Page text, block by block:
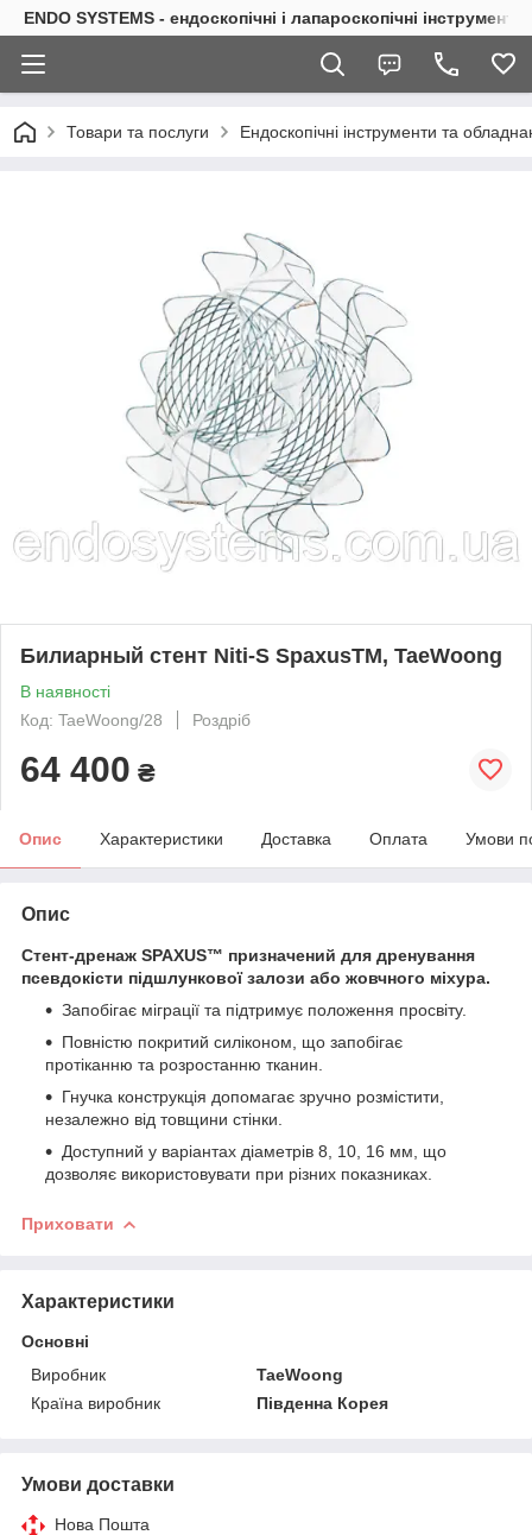
ENDO SYSTEMS - ендоскопічні і лапароскопічні інструменти
Товари та послуги Ендоскопічні інструменти та
Билиарный стент Niti-S SpaxusТМ, TaeWoong
В наявності
Код: TaeWoong/28
Роздріб
64 400 ₴
Опис Характеристики Доставка Оплата Умови
Опис
Стент-дренаж SPAXUS™ призначений для дренування
псевдокісти підшлункової залози або жовчного міхура.
Запобігає міграції та підтримує положення просвіту.
Повністю покритий силіконом, що запобігає
протіканню та розростанню тканин.
Гнучка конструкція допомагає зручно розмістити,
незалежно від товщини стінки.
Доступний у варіантах діаметрів 8, 10, 16 мм, що
дозволяє використовувати при різних показниках.
Приховати
Характеристики
Основні
Виробник
TaeWoong
Країна виробник
Південна Корея
Умови доставки
Нова Пошта